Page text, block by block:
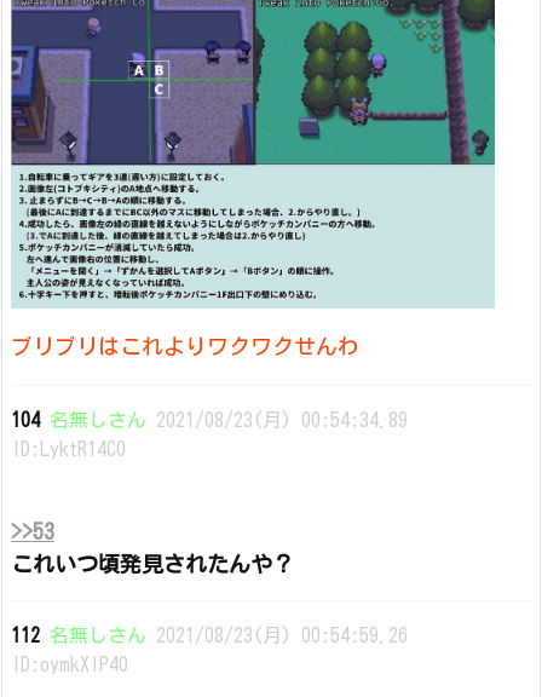
ブリブリはこれよりワクワクせんわ
104 名無しさん 2021/08/23(月) 00:54:34.89
ID:LyktR14C0
>>53
これいつ頃発見されたんや？
112 名無しさん 2021/08/23(月) 00:54:59.26
ID:oymkXIP40